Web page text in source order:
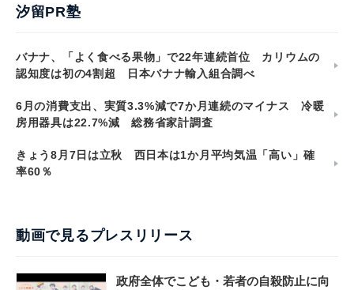
汐留PR塾
バナナ、「よく食べる果物」で22年連続首位 カリウムの
認知度は初の4割超 日本バナナ輸入組合調べ
6月の消費支出、実質3.3%減で7か月連続のマイナス 冷暖
房用器具は22.7%減 総務省家計調査
きょう8月7日は立秋 西日本は1か月平均気温「高い」確
率60％
動画で見るプレスリリース
政府全体でこども・若者の自殺防止に向